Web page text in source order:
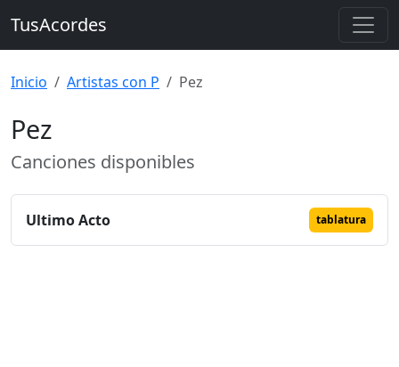
TusAcordes
Inicio Artistas con P Pez
Pez
Canciones disponibles
Ultimo Acto tablatura